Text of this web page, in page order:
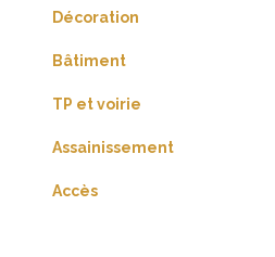
Décoration
Bâtiment
TP et voirie
Assainissement
Accès